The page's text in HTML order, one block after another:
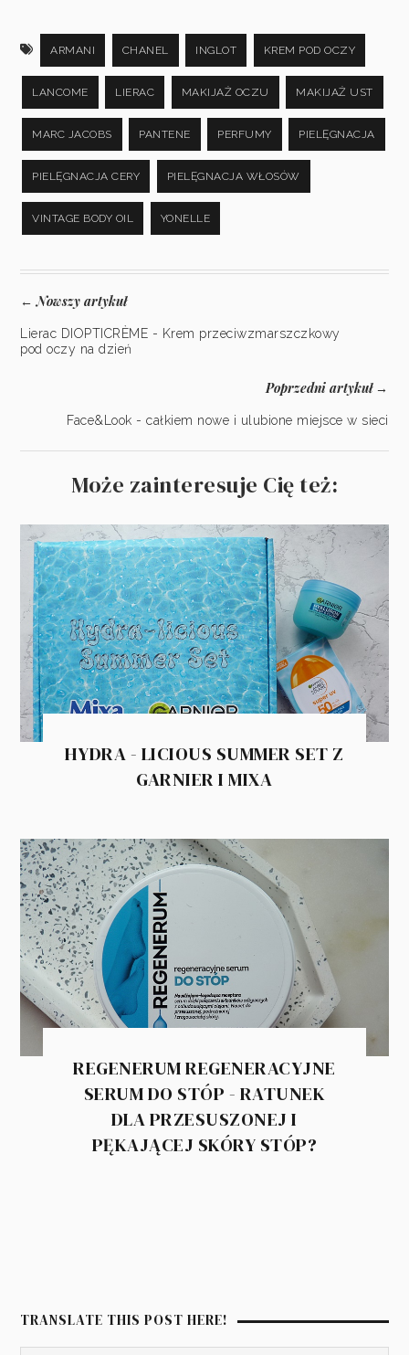
ARMANI CHANEL INGLOT KREM POD OCZY
LANCOME LIERAC MAKIJAŻ OCZU MAKIJAŻ UST
MARC JACOBS PANTENE PERFUMY PIELĘGNACJA
PIELĘGNACJA CERY PIELĘGNACJA WŁOSÓW
VINTAGE BODY OIL YONELLE
←Nowszy artykuł
Lierac DIOPTICRÈME - Krem przeciwzmarszczkowy
pod oczy na dzień
Poprzedni artykuł→
Face&Look - całkiem nowe i ulubione miejsce w sieci
Może zainteresuje Cię też:
HYDRA - LICIOUS SUMMER SET Z
GARNIER I MIXA
REGENERUM REGENERACYJNE
SERUM DO STÓP - RATUNEK
DLA PRZESUSZONEJ I
PĘKAJĄCEJ SKÓRY STÓP?
TRANSLATE THIS POST HERE!